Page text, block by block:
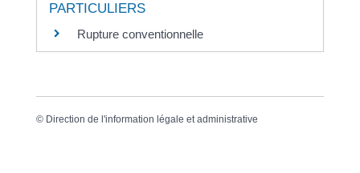
PARTICULIERS
Rupture conventionnelle
© Direction de l'information légale et administrative